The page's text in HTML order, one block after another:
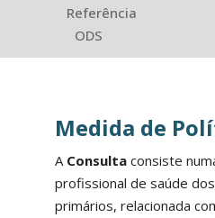
Referência
ODS
Medida de
A Consulta consiste
profissional de saúde
primários, relacionada